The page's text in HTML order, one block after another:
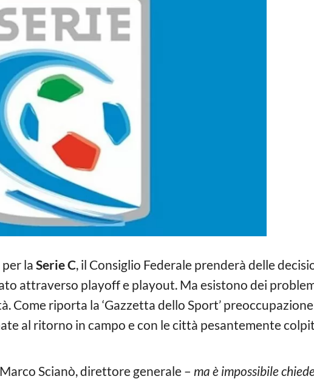
la Serie C, il Consiglio Federale prenderà delle
attraverso playoff e playout. Ma esistono dei
Come riporta la ‘Gazzetta dello Sport’
al ritorno in campo e con le città pesantemente
Scianò, direttore generale – ma è impossibile